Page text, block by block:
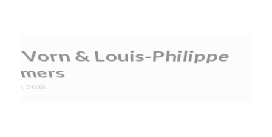
26 décembre 2014